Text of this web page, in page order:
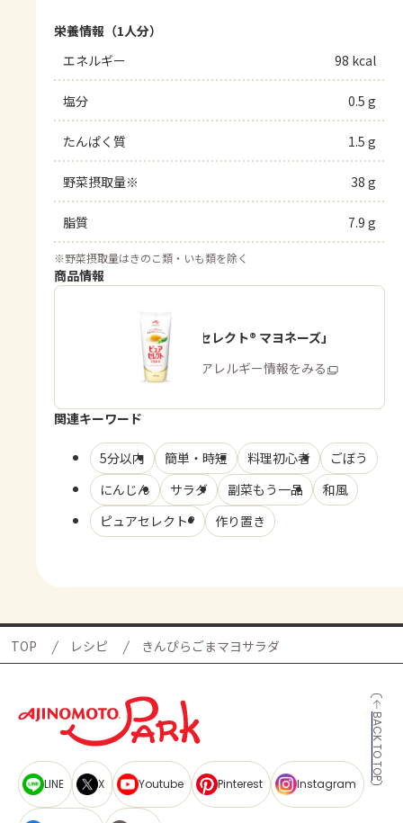
栄養情報（1人分）
エネルギー
98 kcal
塩分 0.5 g
たんぱく質 1.5 g
野菜摂取量※ 38 g
脂質 7.9 g
※野菜摂取量はきのこ類・いも類を除く
商品情報
「ピュアセレクト® マヨネーズ」
商品・アレルギー情報をみる
関連キーワード
5分以内 簡単・時短 料理初心者
ごぼう
にんじん
サラダ 副菜もう一品
和風
ピュアセレクト®
作り置き
TOP レシピ きんぴらごまマヨサラダ
BACK TO TOP
LINE X Youtube Pinterest Instagram